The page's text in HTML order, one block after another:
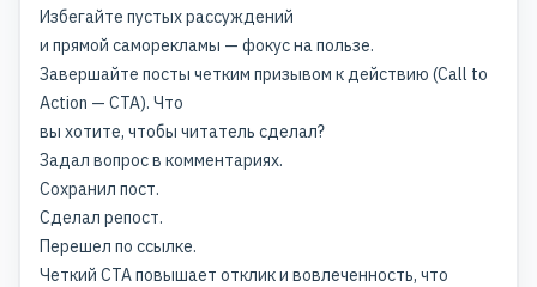
Избегайте пустых рассуждений
и прямой саморекламы — фокус на пользе.
Завершайте посты четким призывом к действию (Call to
Action — CTA). Что
вы хотите, чтобы читатель сделал?
Задал вопрос в комментариях.
Сохранил пост.
Сделал репост.
Перешел по ссылке.
Четкий CTA повышает отклик и вовлеченность, что